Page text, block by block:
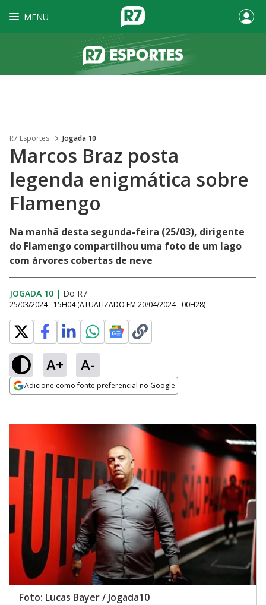
MENU
R7 Esportes Jogada 10
Marcos Braz posta
legenda enigmática sobre
Flamengo
Na manhã desta segunda-feira (25/03), dirigente
do Flamengo compartilhou uma foto de um lago
com árvores cobertas de neve
JOGADA 10 | Do R7
25/03/2024 - 15H04 (ATUALIZADO EM 20/04/2024 - 00H28)
A+ A-
Adicione como fonte preferencial no Google
Foto: Lucas Bayer / Jogada10